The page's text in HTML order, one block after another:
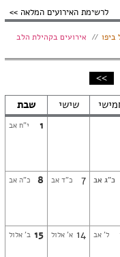
לרשימת האירועים המלאה
ביפו
אירועים בקהילת הלב
חודש
הבא
>>
שישי
שבת
1
י"ח אב
כ"ג אב 7 כ"ד אב 8 כ"ה אב
ל' אב 14 א' אלול 15 ב' אלול